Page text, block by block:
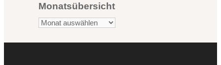
Monatsübersicht
Monatsübersicht